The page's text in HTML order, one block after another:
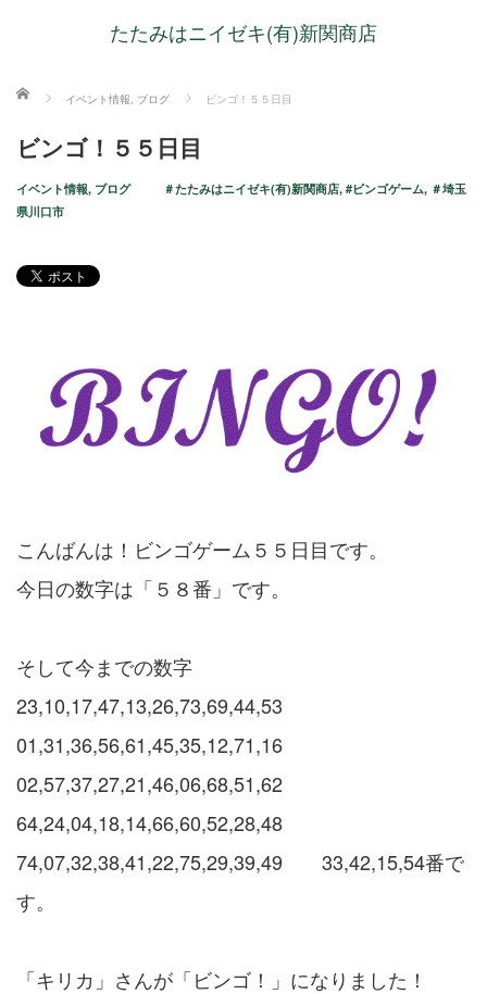
たたみはニイゼキ(有)新関商店
ホーム イベント情報, ブログ ビンゴ！５５日目
ビンゴ！５５日目
イベント情報, ブログ ＃たたみはニイゼキ(有)新関商店, #ビンゴゲーム, ＃埼玉
県川口市
こんばんは！ビンゴゲーム５５日目です。
今日の数字は「５８番」です。
そして今までの数字
23,10,17,47,13,26,73,69,44,53
01,31,36,56,61,45,35,12,71,16
02,57,37,27,21,46,06,68,51,62
64,24,04,18,14,66,60,52,28,48
74,07,32,38,41,22,75,29,39,49 33,42,15,54番で
す。
「キリカ」さんが「ビンゴ！」になりました！